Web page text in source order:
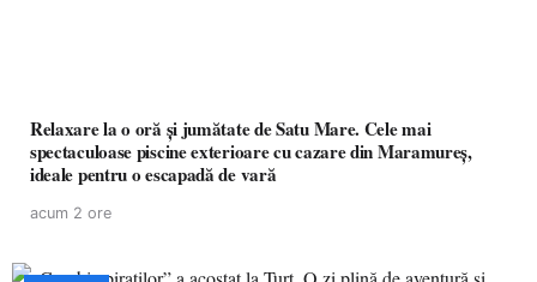
Relaxare la o oră și jumătate de Satu Mare. Cele mai
spectaculoase piscine exterioare cu cazare din Maramureș,
ideale pentru o escapadă de vară
acum 2 ore